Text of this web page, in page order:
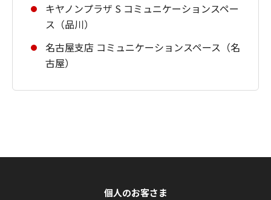
キヤノンプラザ S コミュニケーションスペー
ス（品川）
名古屋支店 コミュニケーションスペース（名
古屋）
個人のお客さま